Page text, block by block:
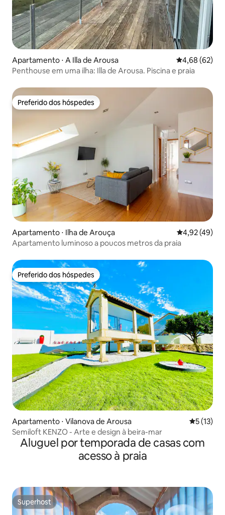
Apartamento ⋅ A Illa de Arousa 4,68 de uma
4,68 (62)
Penthouse em uma ilha: Illa de Arousa. Piscina e praia
Preferido dos hóspedes
Preferido dos hóspedes
Apartamento ⋅ Ilha de Arouça 4,92 de uma
4,92 (49)
Apartamento luminoso a poucos metros da praia
Preferido dos hóspedes
Preferido dos hóspedes
Apartamento ⋅ Vilanova de Arousa 5 de uma
5 (13)
Semiloft KENZO - Arte e design à beira-mar
Aluguel por temporada de casas com
acesso à praia
Superhost
Superhost